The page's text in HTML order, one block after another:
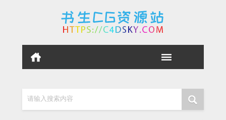
请输入搜索内容